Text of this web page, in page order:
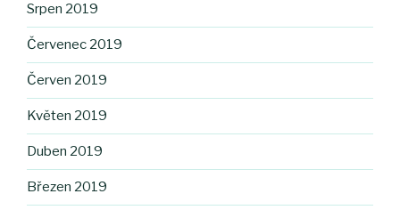
Srpen 2019
Červenec 2019
Červen 2019
Květen 2019
Duben 2019
Březen 2019